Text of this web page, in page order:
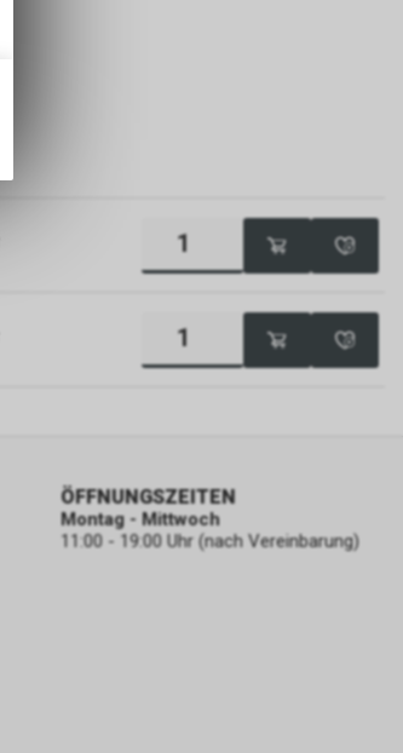
ÖFFNUNGSZEITEN
Montag - Mittwoch
11:00 - 19:00 Uhr (nach Vereinbarung)